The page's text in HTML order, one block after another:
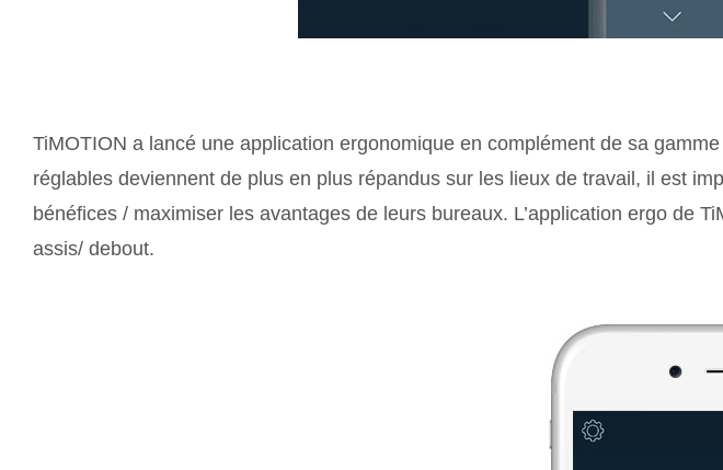
TiMOTION a lancé une application ergonomique en complément de sa
réglables deviennent de plus en plus répandus sur les lieux de travail, il est
bénéfices / maximiser les avantages de leurs bureaux. L’application ergo de
assis/ debout.